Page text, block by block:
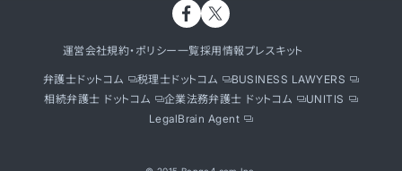
運営会社規約・ポリシー一覧採用情報プレスキット
弁護士ドットコム 税理士ドットコム
BUSINESS LAWYERS
相続弁護士 ドットコム
企業法務弁護士 ドットコム
UNITIS
LegalBrain Agent